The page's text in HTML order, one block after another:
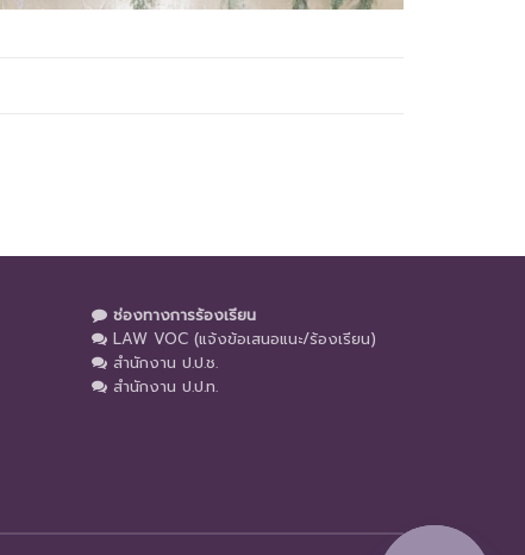
ช่องทางการร้องเรียน
LAW VOC (แจ้งข้อเสนอแนะ/ร้องเรียน)
สำนักงาน ป.ป.ช.
สำนักงาน ป.ป.ท.